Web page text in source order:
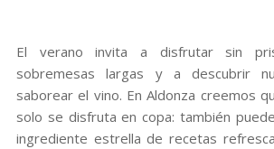
El verano invita a disfrutar sin
sobremesas largas y a descubrir
saborear el vino. En Aldonza creemos
solo se disfruta en copa: también
ingrediente estrella de recetas